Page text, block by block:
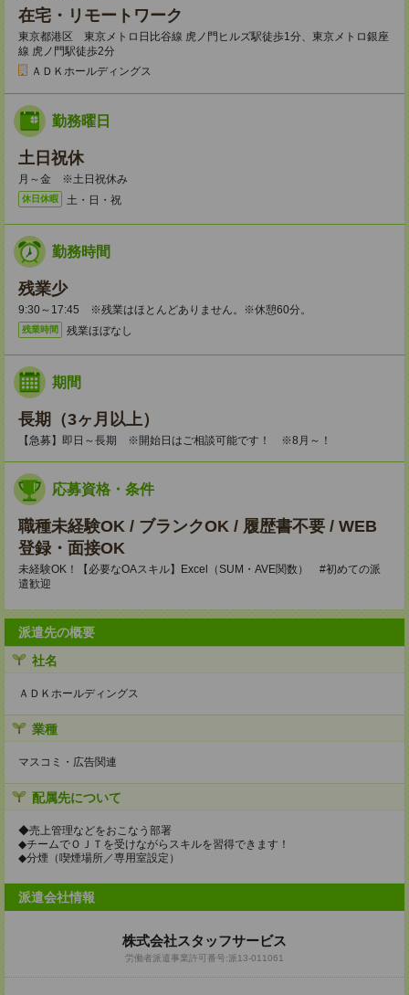
在宅・リモートワーク
東京都港区 東京メトロ日比谷線 虎ノ門ヒルズ駅徒歩1分、東京メトロ銀座
線 虎ノ門駅徒歩2分
ＡＤＫホールディングス
勤務曜日
土日祝休
月～金 ※土日祝休み
休日休暇 土・日・祝
勤務時間
残業少
9:30～17:45 ※残業はほとんどありません。※休憩60分。
残業時間 残業ほぼなし
期間
長期（3ヶ月以上）
【急募】即日～長期 ※開始日はご相談可能です！ ※8月～！
応募資格・条件
職種未経験OK / ブランクOK / 履歴書不要 / WEB
登録・面接OK
未経験OK！【必要なOAスキル】Excel（SUM・AVE関数） #初めての派
遣歓迎
派遣先の概要
社名
ＡＤＫホールディングス
業種
マスコミ・広告関連
配属先について
◆売上管理などをおこなう部署
◆チームでＯＪＴを受けながらスキルを習得できます！
◆分煙（喫煙場所／専用室設定）
派遣会社情報
株式会社スタッフサービス
労働者派遣事業許可番号:派13-011061